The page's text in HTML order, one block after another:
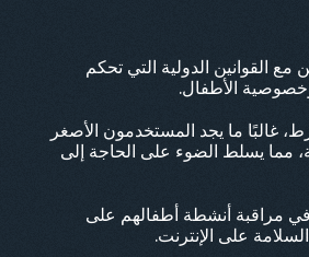
مع القوانين الدولية التي تحكم
الأطفال.
غالبًا ما يجد المستخدمون الأصغر
مما يسلط الضوء على الحاجة إلى
في مراقبة أنشطة أطفالهم على
على الإنترنت.